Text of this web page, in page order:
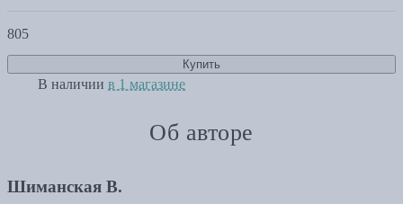
805
Купить
В наличии в 1 магазине
Об авторе
Шиманская В.